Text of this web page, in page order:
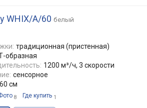
WHIX/A/60 белый
традиционная (пристенная)
образная
1200 м³/ч, 3 скорости
сенсорное
60 см
8 Где купить 1